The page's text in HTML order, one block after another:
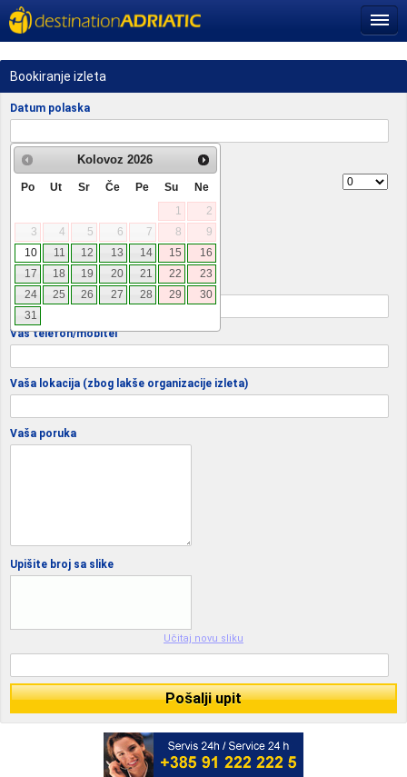
Bookiranje izleta
Datum polaska
Putnici
Odrasli
Bebe
Vaša e-mail adresa
Vaš telefon/mobitel
Vaša lokacija (zbog lakše organizacije izleta)
Vaša poruka
Upišite broj sa slike
Učitaj novu sliku
Pošalji upit
Kolovoz 2026
Po Ut Sr Če Pe Su
Ne
1
2
3
4 5 6 7 8
9
10
11 12 13 14 15
16
17
18 19 20 21 22
23
24
25 26 27 28 29
30
31